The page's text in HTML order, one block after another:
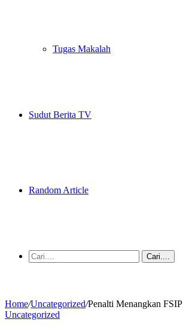
Tugas Makalah
Sudut Berita TV
Random Article
Cari....
Home/Uncategorized/Penalti Menangkan FSIP
Uncategorized